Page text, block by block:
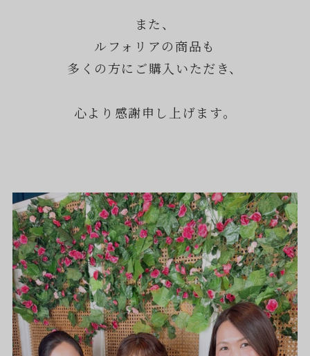
また、
ルフォリアの商品も
多くの方にご購入いただき、
心より感謝申し上げます。